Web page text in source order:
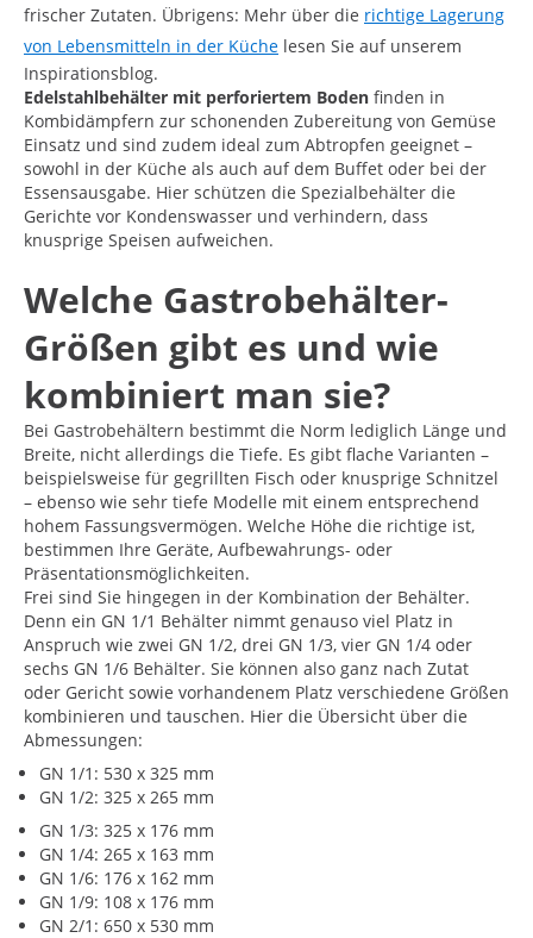
frischer Zutaten. Übrigens: Mehr über die richtige Lagerung
von Lebensmitteln in der Küche lesen Sie auf unserem
Inspirationsblog.
Edelstahlbehälter mit perforiertem Boden finden in
Kombidämpfern zur schonenden Zubereitung von Gemüse
Einsatz und sind zudem ideal zum Abtropfen geeignet –
sowohl in der Küche als auch auf dem Buffet oder bei der
Essensausgabe. Hier schützen die Spezialbehälter die
Gerichte vor Kondenswasser und verhindern, dass
knusprige Speisen aufweichen.
Welche Gastrobehälter-
Größen gibt es und wie
kombiniert man sie?
Bei Gastrobehältern bestimmt die Norm lediglich Länge und
Breite, nicht allerdings die Tiefe. Es gibt flache Varianten –
beispielsweise für gegrillten Fisch oder knusprige Schnitzel
– ebenso wie sehr tiefe Modelle mit einem entsprechend
hohem Fassungsvermögen. Welche Höhe die richtige ist,
bestimmen Ihre Geräte, Aufbewahrungs- oder
Präsentationsmöglichkeiten.
Frei sind Sie hingegen in der Kombination der Behälter.
Denn ein GN 1/1 Behälter nimmt genauso viel Platz in
Anspruch wie zwei GN 1/2, drei GN 1/3, vier GN 1/4 oder
sechs GN 1/6 Behälter. Sie können also ganz nach Zutat
oder Gericht sowie vorhandenem Platz verschiedene Größen
kombinieren und tauschen. Hier die Übersicht über die
Abmessungen:
GN 1/1: 530 x 325 mm
GN 1/2: 325 x 265 mm
GN 1/3: 325 x 176 mm
GN 1/4: 265 x 163 mm
GN 1/6: 176 x 162 mm
GN 1/9: 108 x 176 mm
GN 2/1: 650 x 530 mm